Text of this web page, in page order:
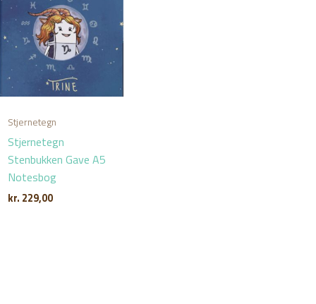
Stjernetegn
Stjernetegn
Stenbukken Gave A5
Notesbog
kr. 229,00